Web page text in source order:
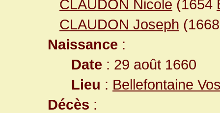
CLAUDON Nicole (1654
CLAUDON Joseph
Naissance :
Date : 29 août 1660
Lieu : Bellefontaine
Décès :